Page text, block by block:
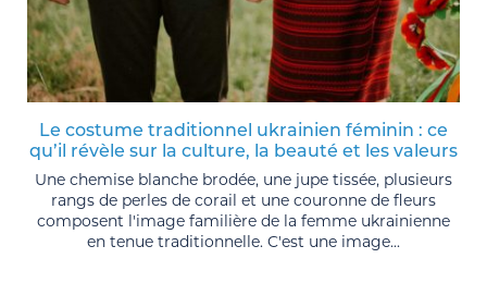
Le costume traditionnel ukrainien féminin : ce
qu’il révèle sur la culture, la beauté et les valeurs
Une chemise blanche brodée, une jupe tissée, plusieurs
rangs de perles de corail et une couronne de fleurs
composent l'image familière de la femme ukrainienne
en tenue traditionnelle. C'est une image...